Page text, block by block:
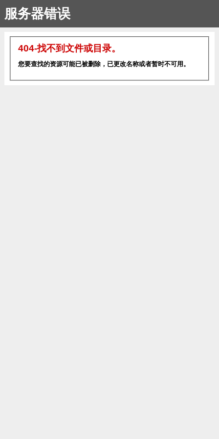
服务器错误
404-找不到文件或目录。
您要查找的资源可能已被删除，已更改名称或者暂时不可用。